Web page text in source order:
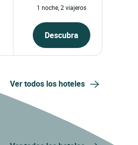
1 noche, 2 viajeros
Descubra
Ver todos los hoteles